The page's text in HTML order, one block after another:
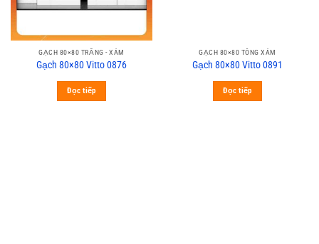
GẠCH 80×80 TRẮNG - XÁM
Gạch 80×80 Vitto 0876
Đọc tiếp
GẠCH 80×80 TÔNG XÁM
Gạch 80×80 Vitto 0891
Đọc tiếp